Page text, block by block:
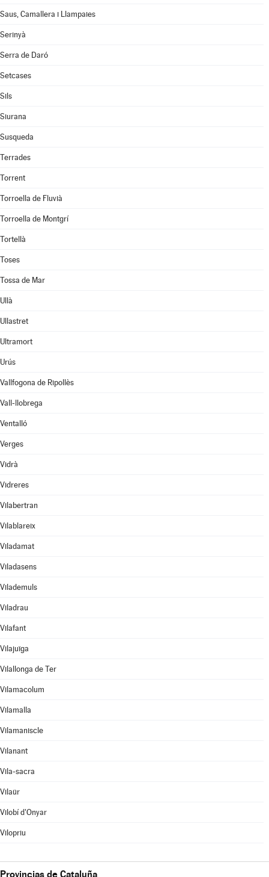
Saus, Camallera i Llampaies
Serinyà
Serra de Daró
Setcases
Sils
Siurana
Susqueda
Terrades
Torrent
Torroella de Fluvià
Torroella de Montgrí
Tortellà
Toses
Tossa de Mar
Ullà
Ullastret
Ultramort
Urús
Vallfogona de Ripollès
Vall-llobrega
Ventalló
Verges
Vidrà
Vidreres
Vilabertran
Vilablareix
Viladamat
Viladasens
Vilademuls
Viladrau
Vilafant
Vilajuïga
Vilallonga de Ter
Vilamacolum
Vilamalla
Vilamaniscle
Vilanant
Vila-sacra
Vilaür
Vilobí d'Onyar
Vilopriu
Provincias de Cataluña